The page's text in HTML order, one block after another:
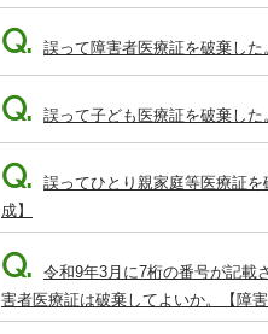
Q. 誤って障害者医療証を破棄した
Q. 誤って子ども医療証を破棄した
Q.
誤ってひとり親家庭等医療証
成】
Q.
令和9年3月に7桁の番号が記載
害者医療証は破棄してよいか。【障害